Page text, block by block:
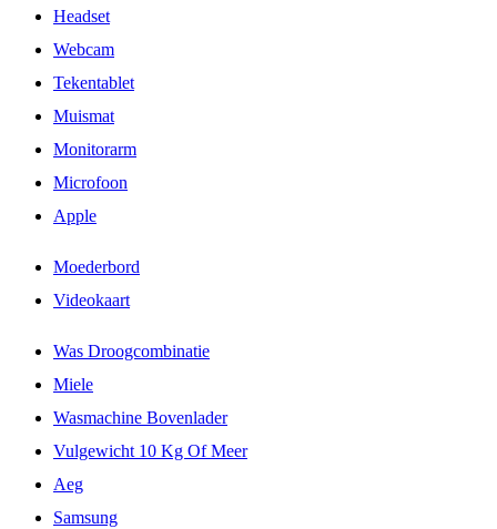
Headset
Webcam
Tekentablet
Muismat
Monitorarm
Microfoon
Apple
Moederbord
Videokaart
Was Droogcombinatie
Miele
Wasmachine Bovenlader
Vulgewicht 10 Kg Of Meer
Aeg
Samsung